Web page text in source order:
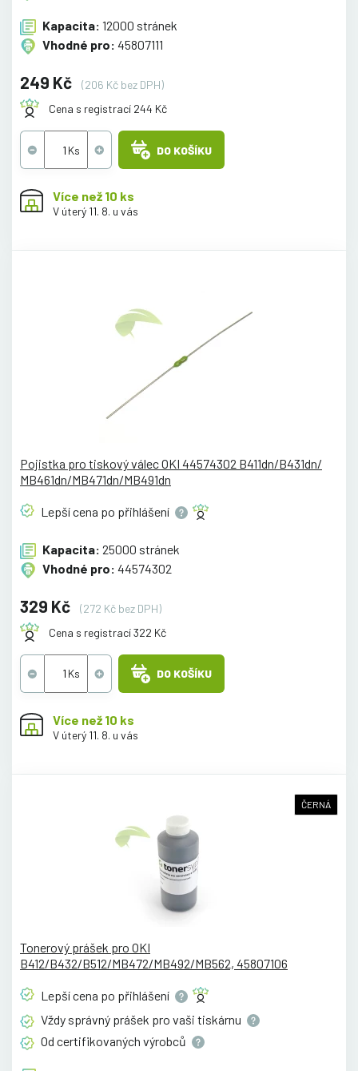
Kapacita: 12000 stránek
Vhodné pro: 45807111
249 Kč
(206 Kč bez DPH)
Cena s registrací 244 Kč
DO KOŠÍKU
Více než 10 ks
V úterý 11. 8. u vás
Pojistka pro tiskový válec OKI 44574302 B411dn/B431dn/
MB461dn/MB471dn/MB491dn
Lepší cena po přihlášení
Kapacita: 25000 stránek
Vhodné pro: 44574302
329 Kč
(272 Kč bez DPH)
Cena s registrací 322 Kč
DO KOŠÍKU
Více než 10 ks
V úterý 11. 8. u vás
ČERNÁ
Tonerový prášek pro OKI
B412/B432/B512/MB472/MB492/MB562, 45807106
Lepší cena po přihlášení
Vždy správný prášek pro vaši tiskárnu
Od certifikovaných výrobců